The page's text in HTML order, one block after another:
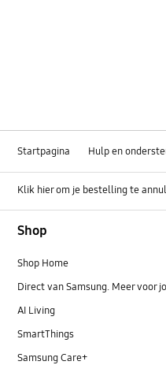
Startpagina Hulp en
Klik hier om je bestelling te
Shop
Shop Home
Direct van Samsung. Meer voor
AI Living
SmartThings
Samsung Care+